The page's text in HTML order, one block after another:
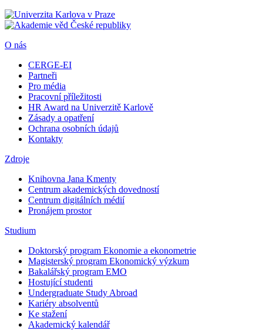
O nás
CERGE-EI
Partneři
Pro média
Pracovní příležitosti
HR Award na Univerzitě Karlově
Zásady a opatření
Ochrana osobních údajů
Kontakty
Zdroje
Knihovna Jana Kmenty
Centrum akademických dovedností
Centrum digitálních médií
Pronájem prostor
Studium
Doktorský program Ekonomie a ekonometrie
Magisterský program Ekonomický výzkum
Bakalářský program EMO
Hostující studenti
Undergraduate Study Abroad
Kariéry absolventů
Ke stažení
Akademický kalendář